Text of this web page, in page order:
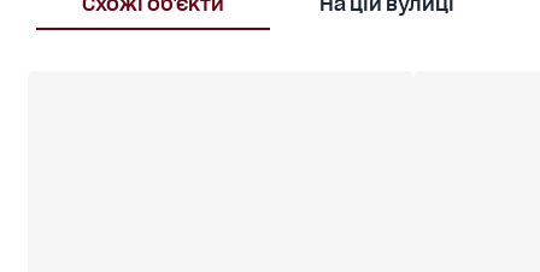
ортопедичними матрацами, розкладним диваном